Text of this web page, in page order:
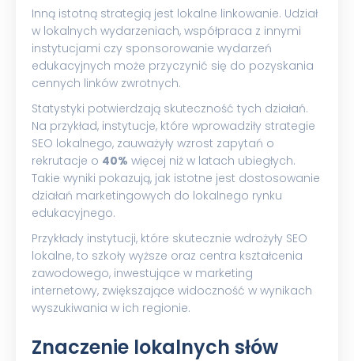
Inną istotną strategią jest lokalne linkowanie. Udział
w lokalnych wydarzeniach, współpraca z innymi
instytucjami czy sponsorowanie wydarzeń
edukacyjnych może przyczynić się do pozyskania
cennych linków zwrotnych.
Statystyki potwierdzają skuteczność tych działań.
Na przykład, instytucje, które wprowadziły strategie
SEO lokalnego, zauważyły wzrost zapytań o
rekrutacje o 40% więcej niż w latach ubiegłych.
Takie wyniki pokazują, jak istotne jest dostosowanie
działań marketingowych do lokalnego rynku
edukacyjnego.
Przykłady instytucji, które skutecznie wdrożyły SEO
lokalne, to szkoły wyższe oraz centra kształcenia
zawodowego, inwestujące w marketing
internetowy, zwiększające widoczność w wynikach
wyszukiwania w ich regionie.
Znaczenie lokalnych słów